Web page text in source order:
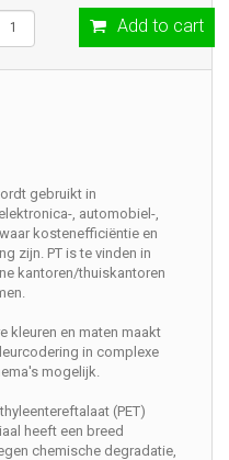
Add to cart
gebruikt in
, automobiel-,
kostenefficiëntie en
zijn. PT is te vinden in
kantoren/thuiskantoren
kleuren en maten maakt
in complexe
mogelijk.
(PET)
heeft een breed
chemische degradatie,